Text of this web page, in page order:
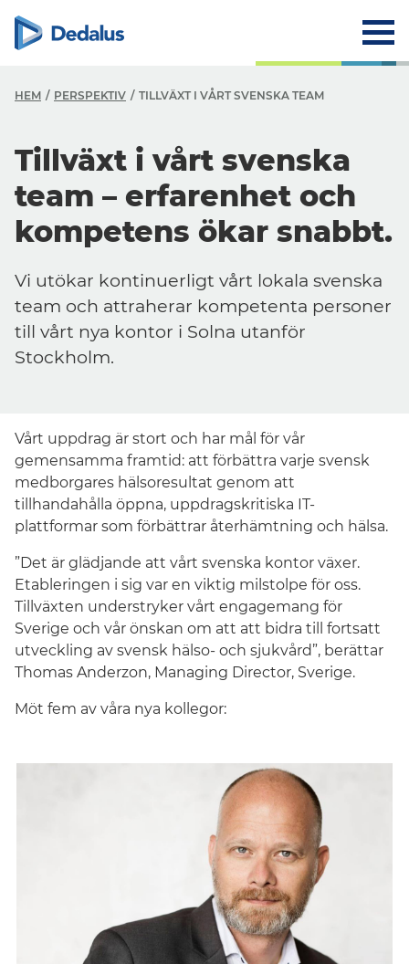
Sverige
HEM PERSPEKTIV TILLVÄXT I VÅRT SVENSKA TEAM
Tillväxt i vårt svenska
team – erfarenhet och
kompetens ökar snabbt.
Vi utökar kontinuerligt vårt lokala svenska
team och attraherar kompetenta personer
till vårt nya kontor i Solna utanför
Stockholm.
Vårt uppdrag är stort och har mål för vår
gemensamma framtid: att förbättra varje svensk
medborgares hälsoresultat genom att
tillhandahålla öppna, uppdragskritiska IT-
plattformar som förbättrar återhämtning och hälsa.
”Det är glädjande att vårt svenska kontor växer.
Etableringen i sig var en viktig milstolpe för oss.
Tillväxten understryker vårt engagemang för
Sverige och vår önskan om att att bidra till fortsatt
utveckling av svensk hälso- och sjukvård”, berättar
Thomas Anderzon, Managing Director, Sverige.
Möt fem av våra nya kollegor: